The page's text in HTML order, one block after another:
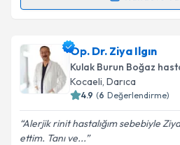
takvim hazırlandığında e-
E-posta Adresiniz
Op. Dr. Ziya Ilgın
Kulak Burun Boğaz
Kocaeli, Darıca
4.9 (6 Değerlendirme)
Alerjik rinit hastalığım sebebiyle
ettim. Tanı ve...